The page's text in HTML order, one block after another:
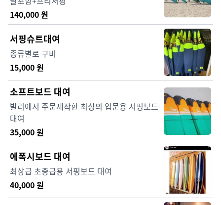
140,000원
서핑슈트대여
종류별로 구비
15,000원
소프트보드 대여
발리에서 주문제작한 최상의 입문용 서핑보드
대여
35,000원
에폭시보드 대여
최상급 초중급용 서핑보드 대여
40,000원